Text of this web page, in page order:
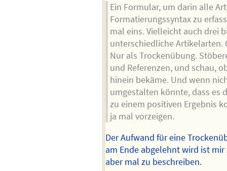
Ein Formular, um darin alle
Formatierungssyntax zu
mal eins. Vielleicht auch drei
unterschiedliche Artikelarten.
Nur als Trockenübung.
und Referenzen, und schau,
hinein bekäme. Und wenn
umgestalten könnte, dass es
zu einem positiven Ergebnis
ja mal vorzeigen.
Der Aufwand für eine
am Ende abgelehnt wird ist mir
aber mal zu beschreiben.